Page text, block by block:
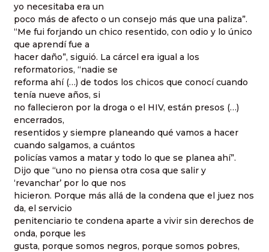
yo necesitaba era un
poco más de afecto o un consejo más que una paliza”.
“Me fui forjando un chico resentido, con odio y lo único
que aprendí fue a
hacer daño”, siguió. La cárcel era igual a los
reformatorios, “nadie se
reforma ahí (…) de todos los chicos que conocí cuando
tenía nueve años, si
no fallecieron por la droga o el HIV, están presos (…)
encerrados,
resentidos y siempre planeando qué vamos a hacer
cuando salgamos, a cuántos
policías vamos a matar y todo lo que se planea ahí”.
Dijo que “uno no piensa otra cosa que salir y
‘revanchar’ por lo que nos
hicieron. Porque más allá de la condena que el juez nos
da, el servicio
penitenciario te condena aparte a vivir sin derechos de
onda, porque les
gusta, porque somos negros, porque somos pobres,